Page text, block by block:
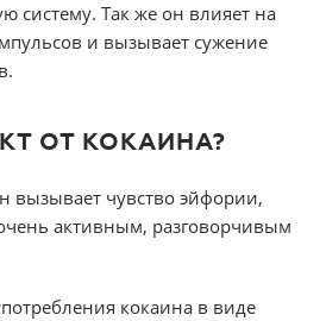
систему. Так же он влияет на
и вызывает сужение
ОТ КОКАИНА?
вызывает чувство эйфории,
активным, разговорчивым
кокаина в виде